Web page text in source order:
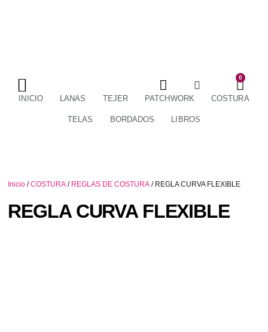
0
INICIO LANAS TEJER PATCHWORK COSTURA
TELAS BORDADOS LIBROS
Inicio /COSTURA / REGLAS DE COSTURA / REGLA CURVA FLEXIBLE
REGLA CURVA FLEXIBLE